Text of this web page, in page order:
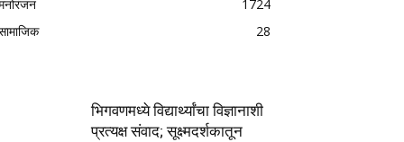
1724
28
भिगवणमध्ये विद्यार्थ्यांचा विज्ञानाशी
प्रत्यक्ष संवाद; सूक्ष्मदर्शकातून